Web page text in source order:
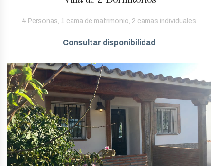
4 Personas, 1 cama de matrimonio, 2 camas individuales
Consultar disponibilidad